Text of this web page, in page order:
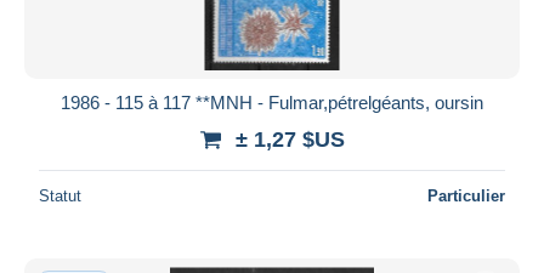
1986 - 115 à 117 **MNH - Fulmar,pétrelgéants, oursin
± 1,27 $US
Statut Particulier